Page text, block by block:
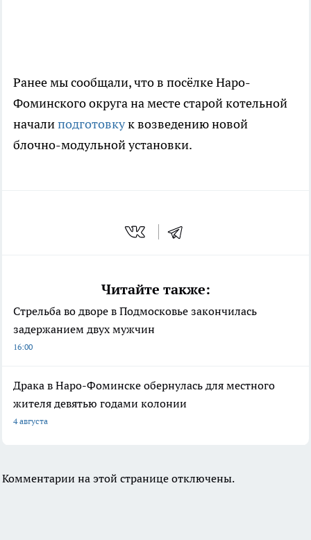
Ранее мы сообщали, что в посёлке Наро-
Фоминского округа на месте старой котельной
началиподготовкук возведению новой
блочно-модульной установки.
Читайте также:
Стрельба во дворе в Подмосковье закончилась
задержанием двух мужчин
16:00
Драка в Наро-Фоминске обернулась для местного
жителя девятью годами колонии
4 августа
Комментарии на этой странице отключены.